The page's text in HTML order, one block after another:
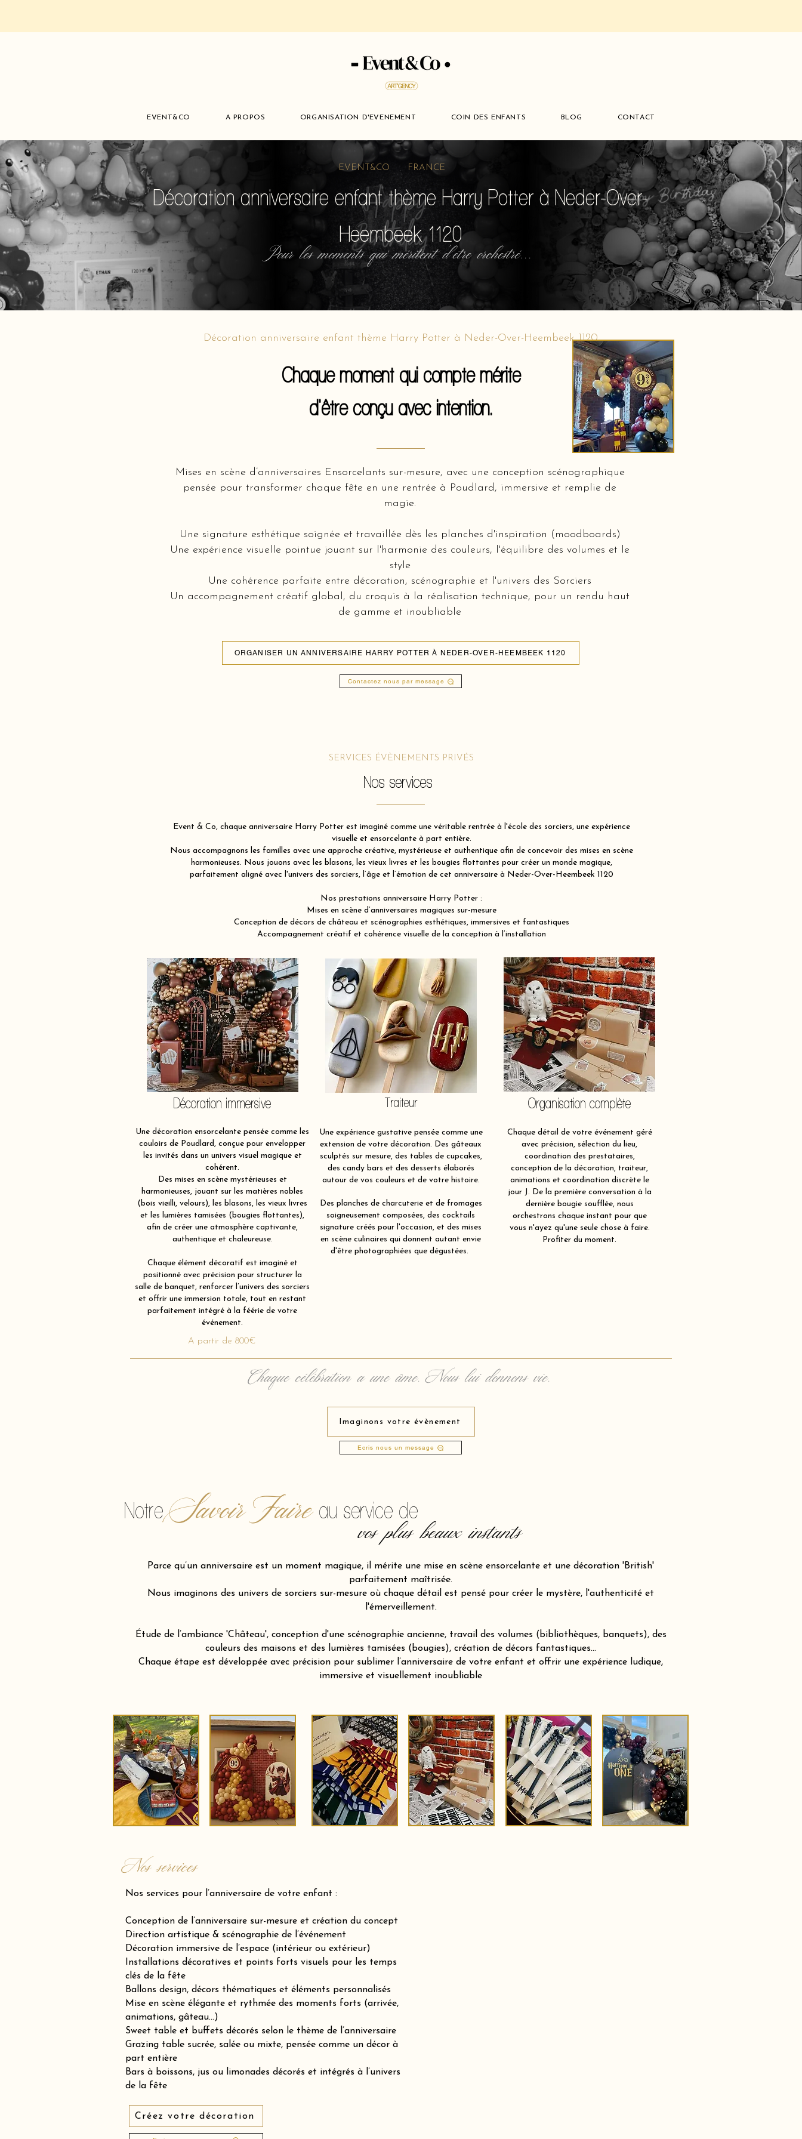
EVENT&CO A PROPOS ORGANISATION D'EVENEMENT COIN DES ENFANTS BLOG CONTACT
EVENT&CO FRANCE
Décoration anniversaire enfant thème Harry Potter à Neder-Over-
Heembeek 1120
Pour les moments qui méritent d'etre orchestré...
Décoration anniversaire enfant thème Harry Potter à Neder-Over-Heembeek 1120
Chaque moment qui compte mérite
d'être conçu avec intention.
Mises en scène d’anniversaires Ensorcelants sur-mesure, avec une conception scénographique
pensée pour transformer chaque fête en une rentrée à Poudlard, immersive et remplie de
magie.
Une signature esthétique soignée et travaillée dès les planches d'inspiration (moodboards)
Une expérience visuelle pointue jouant sur l'harmonie des couleurs, l'équilibre des volumes et le
style
Une cohérence parfaite entre décoration, scénographie et l'univers des Sorciers
Un accompagnement créatif global, du croquis à la réalisation technique, pour un rendu haut
de gamme et inoubliable
ORGANISER UN ANNIVERSAIRE HARRY POTTER À NEDER-OVER-HEEMBEEK 1120
Contactez nous par message
SERVICES ÉVÈNEMENTS PRIVÉS
Nos services
Event & Co, chaque anniversaire Harry Potter est imaginé comme une véritable rentrée à l'école des sorciers, une expérience
visuelle et ensorcelante à part entière.
Nous accompagnons les familles avec une approche créative, mystérieuse et authentique afin de concevoir des mises en scène
harmonieuses. Nous jouons avec les blasons, les vieux livres et les bougies flottantes pour créer un monde magique,
parfaitement aligné avec l'univers des sorciers, l’âge et l’émotion de cet anniversaire à Neder-Over-Heembeek 1120
Nos prestations anniversaire Harry Potter :
Mises en scène d’anniversaires magiques sur-mesure
Conception de décors de château et scénographies esthétiques, immersives et fantastiques
Accompagnement créatif et cohérence visuelle de la conception à l’installation
Décoration immersive
Une décoration ensorcelante pensée comme les
couloirs de Poudlard, conçue pour envelopper
les invités dans un univers visuel magique et
cohérent.
Des mises en scène mystérieuses et
harmonieuses, jouant sur les matières nobles
(bois vieilli, velours), les blasons, les vieux livres
et les lumières tamisées (bougies flottantes),
afin de créer une atmosphère captivante,
authentique et chaleureuse.
Chaque élément décoratif est imaginé et
positionné avec précision pour structurer la
salle de banquet, renforcer l’univers des sorciers
et offrir une immersion totale, tout en restant
parfaitement intégré à la féérie de votre
événement.
Traiteur
Une expérience gustative pensée comme une
extension de votre décoration. Des gâteaux
sculptés sur mesure, des tables de cupcakes,
des candy bars et des desserts élaborés
autour de vos couleurs et de votre histoire.
Des planches de charcuterie et de fromages
soigneusement composées, des cocktails
signature créés pour l'occasion, et des mises
en scène culinaires qui donnent autant envie
d'être photographiées que dégustées.
Organisation complète
Chaque détail de votre événement géré
avec précision, sélection du lieu,
coordination des prestataires,
conception de la décoration, traiteur,
animations et coordination discrète le
jour J. De la première conversation à la
dernière bougie soufflée, nous
orchestrons chaque instant pour que
vous n'ayez qu'une seule chose à faire.
Profiter du moment.
A partir de 800€
Chaque célébration a une âme. Nous lui donnons vie.
Imaginons votre évènement
Ecris nous un message
Savoir Faire
Notre au service de
vos plus beaux instants
Parce qu’un anniversaire est un moment magique, il mérite une mise en scène ensorcelante et une décoration 'British'
parfaitement maîtrisée.
Nous imaginons des univers de sorciers sur-mesure où chaque détail est pensé pour créer le mystère, l'authenticité et
l'émerveillement.
Étude de l’ambiance 'Château', conception d'une scénographie ancienne, travail des volumes (bibliothèques, banquets), des
couleurs des maisons et des lumières tamisées (bougies), création de décors fantastiques…
Chaque étape est développée avec précision pour sublimer l’anniversaire de votre enfant et offrir une expérience ludique,
immersive et visuellement inoubliable
Nos services
Nos services pour l’anniversaire de votre enfant :
Conception de l’anniversaire sur-mesure et création du concept
Direction artistique & scénographie de l’événement
Décoration immersive de l’espace (intérieur ou extérieur)
Installations décoratives et points forts visuels pour les temps
clés de la fête
Ballons design, décors thématiques et éléments personnalisés
Mise en scène élégante et rythmée des moments forts (arrivée,
animations, gâteau…)
Sweet table et buffets décorés selon le thème de l’anniversaire
Grazing table sucrée, salée ou mixte, pensée comme un décor à
part entière
Bars à boissons, jus ou limonades décorés et intégrés à l’univers
de la fête
Créez votre décoration